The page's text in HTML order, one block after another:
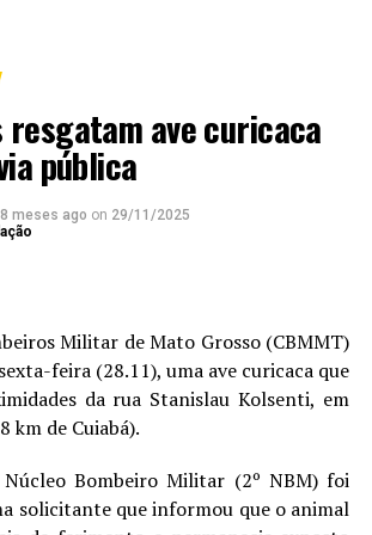
resgatam ave curicaca
pública
8 meses ago on 29/11/2025
Militar de Mato Grosso (CBMMT)
feira (28.11), uma ave curicaca que
da rua Stanislau Kolsenti, em
km de Cuiabá).
Bombeiro Militar (2º NBM) foi
solicitante que informou que o animal